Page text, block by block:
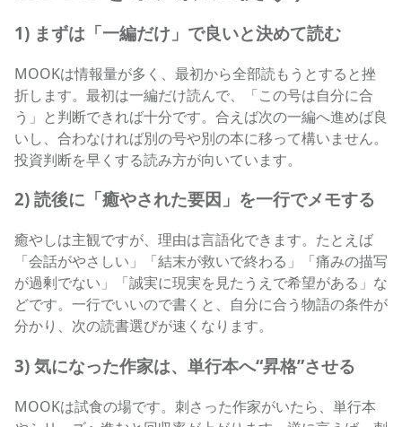
1) まずは「一編だけ」で良いと決めて読む
MOOKは情報量が多く、最初から全部読もうとすると挫
折します。最初は一編だけ読んで、「この号は自分に合
う」と判断できれば十分です。合えば次の一編へ進めば良
いし、合わなければ別の号や別の本に移って構いません。
投資判断を早くする読み方が向いています。
2) 読後に「癒やされた要因」を一行でメモする
癒やしは主観ですが、理由は言語化できます。たとえば
「会話がやさしい」「結末が救いで終わる」「痛みの描写
が過剰でない」「誠実に現実を見たうえで希望がある」な
どです。一行でいいので書くと、自分に合う物語の条件が
分かり、次の読書選びが速くなります。
3) 気になった作家は、単行本へ“昇格”させる
MOOKは試食の場です。刺さった作家がいたら、単行本